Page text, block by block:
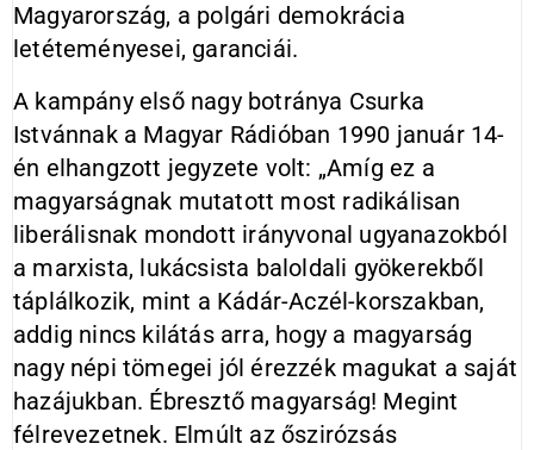
Magyarország, a polgári demokrácia
letéteményesei, garanciái.
A kampány első nagy botránya Csurka
Istvánnak a Magyar Rádióban 1990 január 14-
én elhangzott jegyzete volt: „Amíg ez a
magyarságnak mutatott most radikálisan
liberálisnak mondott irányvonal ugyanazokból
a marxista, lukácsista baloldali gyökerekből
táplálkozik, mint a Kádár-Aczél-korszakban,
addig nincs kilátás arra, hogy a magyarság
nagy népi tömegei jól érezzék magukat a saját
hazájukban. Ébresztő magyarság! Megint
félrevezetnek. Elmúlt az őszirózsás